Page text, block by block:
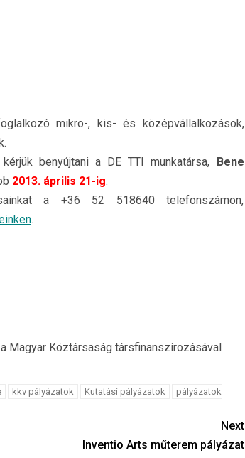
mikro-, kis- és középvállalkozások,
benyújtani a DE TTI munkatársa, Bene
2013. április 21-ig.
a +36 52 518640 telefonszámon,
.
Magyar Köztársaság társfinanszírozásával
kkv pályázatok Kutatási pályázatok
pályázatok
Next
Inventio Arts műterem pályázat